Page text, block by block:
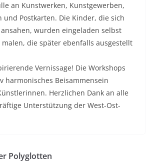
an Kunstwerken, Kunstgewerben,
und Postkarten. Die Kinder, die sich
wurden eingeladen selbst
die später ebenfalls ausgestellt
Vernissage! Die Workshops
harmonisches Beisammensein
Herzlichen Dank an alle
Unterstützung der West-Ost-
Polyglotten